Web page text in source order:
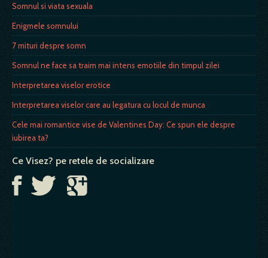
Somnul si viata sexuala
Enigmele somnului
7 mituri despre somn
Somnul ne face sa traim mai intens emotiile din timpul zilei
Interpretarea viselor erotice
Interpretarea viselor care au legatura cu locul de munca
Cele mai romantice vise de Valentines Day: Ce spun ele despre
iubirea ta?
Ce Visez? pe retele de socializare